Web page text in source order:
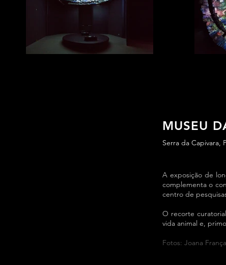
MUSEU
Serra da Capivara,
A exposição de
complementa o
centro de
O recorte
vida animal e,
Fotos: Joana França